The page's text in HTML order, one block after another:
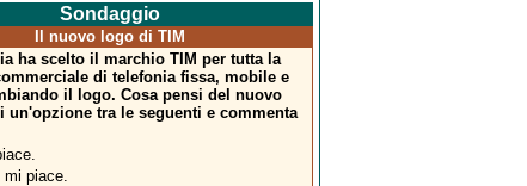
Sondaggio
Il nuovo logo di TIM
ha scelto il marchio TIM per tutta la
di telefonia fissa, mobile e
il logo. Cosa pensi del nuovo
un'opzione tra le seguenti e commenta
mi piace.